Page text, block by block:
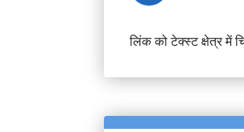
लिंक को टेक्स्ट क्षेत्र में